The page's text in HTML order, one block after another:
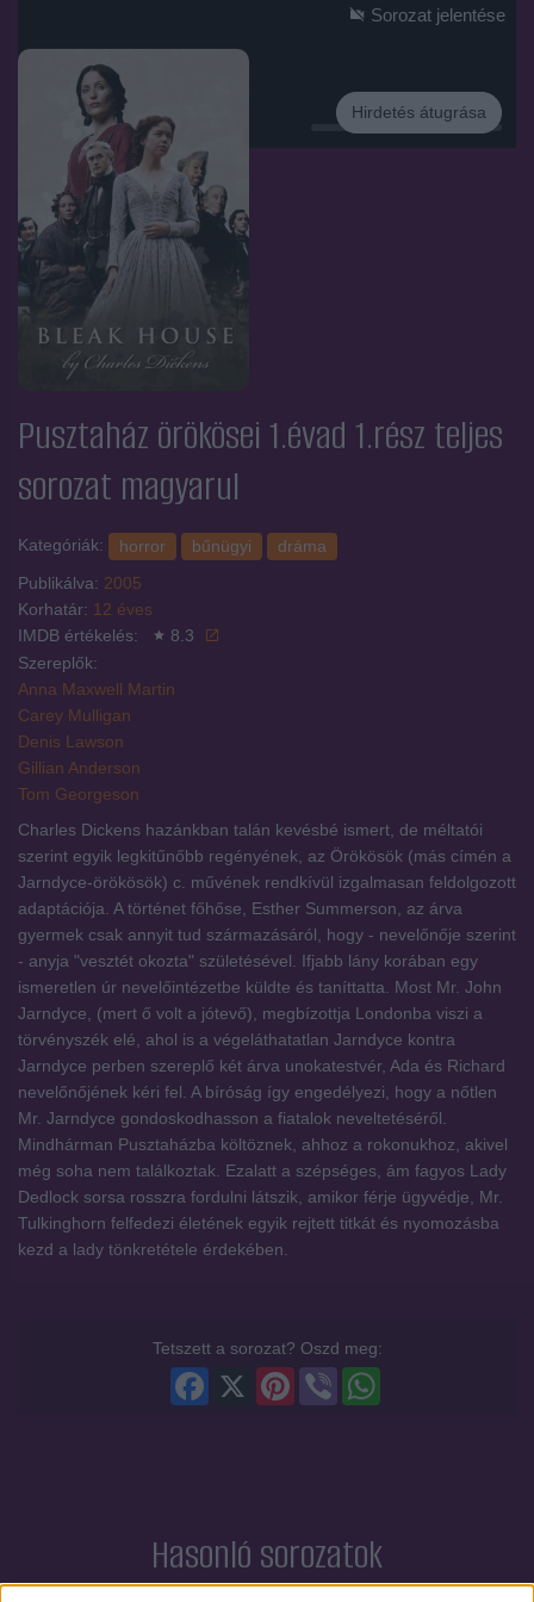
Hirdetés
Hirdetés átugrása
Sorozat jelentése
Pusztaház örökösei 1.évad 1.rész teljes
sorozat magyarul
Kategóriák: horror bűnügyi
dráma
Publikálva: 2005
Korhatár: 12 éves
IMDB értékelés:
8.3
Szereplők:
Anna Maxwell Martin
Carey Mulligan
Denis Lawson
Gillian Anderson
Tom Georgeson
Charles Dickens hazánkban talán kevésbé ismert, de méltatói
szerint egyik legkitűnőbb regényének, az Örökösök (más címén a
Jarndyce-örökösök) c. művének rendkívül izgalmasan feldolgozott
adaptációja. A történet főhőse, Esther Summerson, az árva
gyermek csak annyit tud származásáról, hogy - nevelőnője szerint
- anyja "vesztét okozta" születésével. Ifjabb lány korában egy
ismeretlen úr nevelőintézetbe küldte és taníttatta. Most Mr. John
Jarndyce, (mert ő volt a jótevő), megbízottja Londonba viszi a
törvényszék elé, ahol is a végeláthatatlan Jarndyce kontra
Jarndyce perben szereplő két árva unokatestvér, Ada és Richard
nevelőnőjének kéri fel. A bíróság így engedélyezi, hogy a nőtlen
Mr. Jarndyce gondoskodhasson a fiatalok neveltetéséről.
Mindhárman Pusztaházba költöznek, ahhoz a rokonukhoz, akivel
még soha nem találkoztak. Ezalatt a szépséges, ám fagyos Lady
Dedlock sorsa rosszra fordulni látszik, amikor férje ügyvédje, Mr.
Tulkinghorn felfedezi életének egyik rejtett titkát és nyomozásba
kezd a lady tönkretétele érdekében.
Tetszett a sorozat? Oszd meg:
Viber
Pinterest
Facebook
Hasonló sorozatok